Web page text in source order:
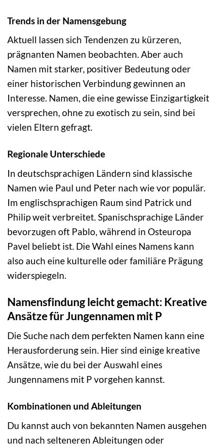
Trends in der Namensgebung
Aktuell lassen sich Tendenzen zu kürzeren,
prägnanten Namen beobachten. Aber auch
Namen mit starker, positiver Bedeutung oder
einer historischen Verbindung gewinnen an
Interesse. Namen, die eine gewisse Einzigartigkeit
versprechen, ohne zu exotisch zu sein, sind bei
vielen Eltern gefragt.
Regionale Unterschiede
In deutschsprachigen Ländern sind klassische
Namen wie Paul und Peter nach wie vor populär.
Im englischsprachigen Raum sind Patrick und
Philip weit verbreitet. Spanischsprachige Länder
bevorzugen oft Pablo, während in Osteuropa
Pavel beliebt ist. Die Wahl eines Namens kann
also auch eine kulturelle oder familiäre Prägung
widerspiegeln.
Namensfindung leicht gemacht: Kreative
Ansätze für Jungennamen mit P
Die Suche nach dem perfekten Namen kann eine
Herausforderung sein. Hier sind einige kreative
Ansätze, wie du bei der Auswahl eines
Jungennamens mit P vorgehen kannst.
Kombinationen und Ableitungen
Du kannst auch von bekannten Namen ausgehen
und nach selteneren Ableitungen oder